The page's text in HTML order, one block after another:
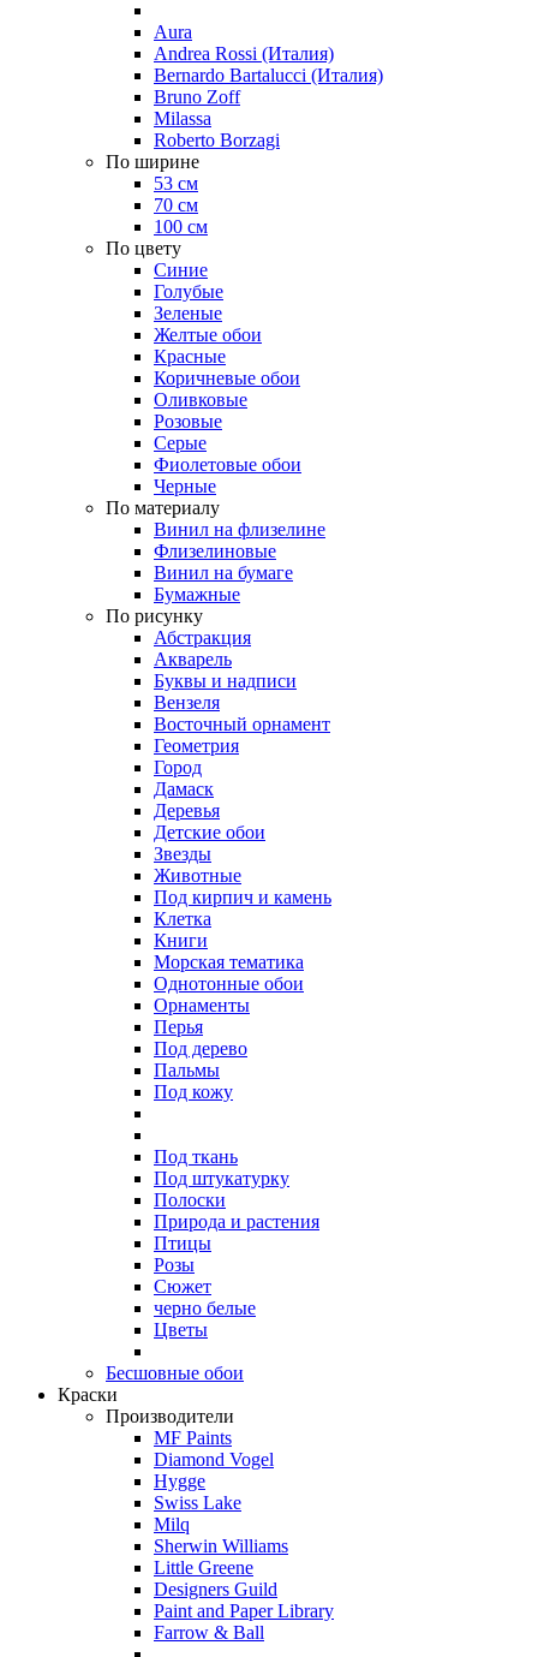
Aura
Andrea Rossi (Италия)
Bernardo Bartalucci (Италия)
Bruno Zoff
Milassa
Roberto Borzagi
По ширине
53 см
70 см
100 см
По цвету
Синие
Голубые
Зеленые
Желтые обои
Красные
Коричневые обои
Оливковые
Розовые
Серые
Фиолетовые обои
Черные
По материалу
Винил на флизелине
Флизелиновые
Винил на бумаге
Бумажные
По рисунку
Абстракция
Акварель
Буквы и надписи
Вензеля
Восточный орнамент
Геометрия
Город
Дамаск
Деревья
Детские обои
Звезды
Животные
Под кирпич и камень
Клетка
Книги
Морская тематика
Однотонные обои
Орнаменты
Перья
Под дерево
Пальмы
Под кожу
Под ткань
Под штукатурку
Полоски
Природа и растения
Птицы
Розы
Сюжет
черно белые
Цветы
Бесшовные обои
Краски
Производители
MF Paints
Diamond Vogel
Hygge
Swiss Lake
Milq
Sherwin Williams
Little Greene
Designers Guild
Paint and Paper Library
Farrow & Ball